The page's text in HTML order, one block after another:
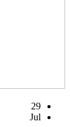
29
Jul